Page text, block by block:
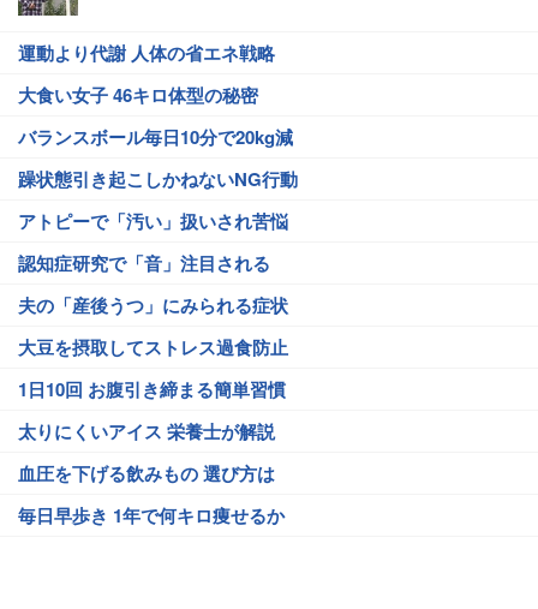
運動より代謝 人体の省エネ戦略
大食い女子 46キロ体型の秘密
バランスボール毎日10分で20kg減
躁状態引き起こしかねないNG行動
アトピーで「汚い」扱いされ苦悩
認知症研究で「音」注目される
夫の「産後うつ」にみられる症状
大豆を摂取してストレス過食防止
1日10回 お腹引き締まる簡単習慣
太りにくいアイス 栄養士が解説
血圧を下げる飲みもの 選び方は
毎日早歩き 1年で何キロ痩せるか